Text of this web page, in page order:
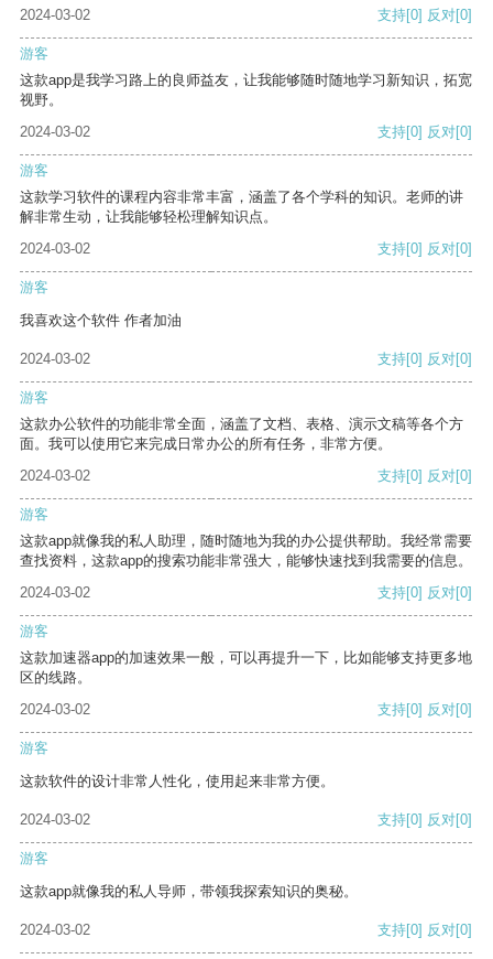
2024-03-02
支持[0] 反对[0]
游客
这款app是我学习路上的良师益友，让我能够随时随地学习新知识，拓宽
视野。
2024-03-02
支持[0] 反对[0]
游客
这款学习软件的课程内容非常丰富，涵盖了各个学科的知识。老师的讲
解非常生动，让我能够轻松理解知识点。
2024-03-02
支持[0] 反对[0]
游客
我喜欢这个软件 作者加油
2024-03-02 支持[0] 反对[0]
游客
这款办公软件的功能非常全面，涵盖了文档、表格、演示文稿等各个方
面。我可以使用它来完成日常办公的所有任务，非常方便。
2024-03-02
支持[0] 反对[0]
游客
这款app就像我的私人助理，随时随地为我的办公提供帮助。我经常需要
查找资料，这款app的搜索功能非常强大，能够快速找到我需要的信息。
2024-03-02
支持[0] 反对[0]
游客
这款加速器app的加速效果一般，可以再提升一下，比如能够支持更多地
区的线路。
2024-03-02
支持[0] 反对[0]
游客
这款软件的设计非常人性化，使用起来非常方便。
2024-03-02 支持[0] 反对[0]
游客
这款app就像我的私人导师，带领我探索知识的奥秘。
2024-03-02 支持[0] 反对[0]